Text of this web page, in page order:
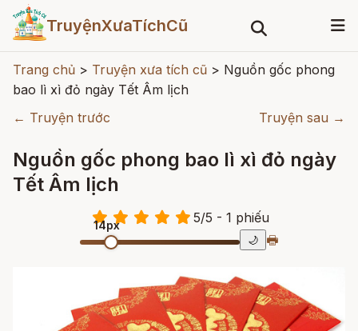
TruyệnXưaTíchCũ
Trang chủ > Truyện xưa tích cũ > Nguồn gốc phong
bao lì xì đỏ ngày Tết Âm lịch
← Truyện trước
Truyện sau →
Nguồn gốc phong bao lì xì đỏ ngày
Tết Âm lịch
5/5 - 1 phiếu
14px
🌙 🖶